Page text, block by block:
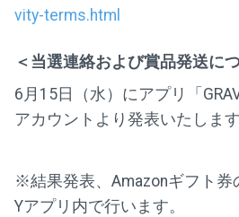
vity-terms.html
＜当選連絡および賞品発送に
6月15日（水）にアプリ「
アカウントより発表いたします
※結果発表、Amazonギフト券
Yアプリ内で行います。